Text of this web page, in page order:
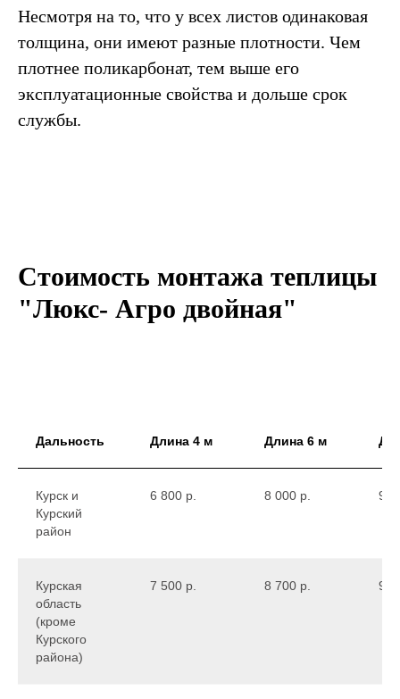
Несмотря на то, что у всех листов одинаковая
толщина, они имеют разные плотности. Чем
плотнее поликарбонат, тем выше его
эксплуатационные свойства и дольше срок
службы.
Стоимость монтажа теплицы
"Люкс- Агро двойная"
Дальность Длина 4 м Длина 6 м
Курск и
Курский
район
6 800 р. 8 000 р. 9
Курская
область
(кроме
Курского
района)
7 500 р. 8 700 р. 9